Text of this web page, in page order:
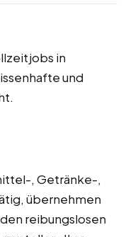
in
und
, Getränke-,
übernehmen
reibungslosen